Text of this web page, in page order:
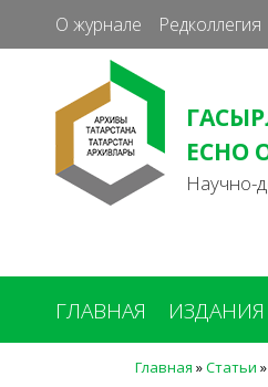
О журнале Редколлегия
ECHO
Научно-
ГЛАВНАЯ ИЗДАНИЯ
Главная »Статьи »